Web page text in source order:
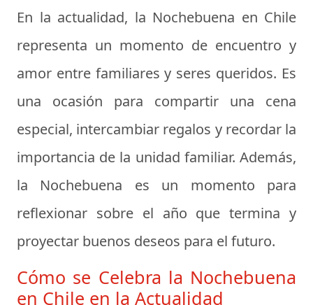
En la actualidad, la Nochebuena en Chile
representa un momento de encuentro y
amor entre familiares y seres queridos. Es
una ocasión para compartir una cena
especial, intercambiar regalos y recordar la
importancia de la unidad familiar. Además,
la Nochebuena es un momento para
reflexionar sobre el año que termina y
proyectar buenos deseos para el futuro.
Cómo se Celebra la Nochebuena
en Chile en la Actualidad